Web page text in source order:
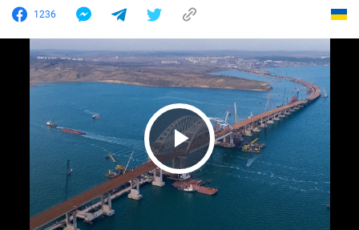
1236
Play Video